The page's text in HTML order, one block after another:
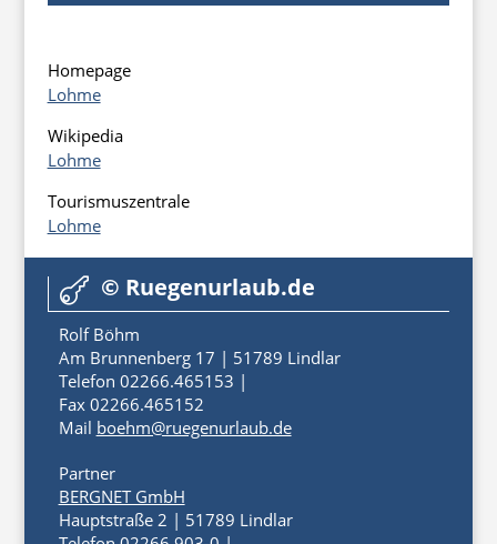
Homepage
Lohme
Wikipedia
Lohme
Tourismuszentrale
Lohme
 © Ruegenurlaub.de
Rolf Böhm
Am Brunnenberg 17 | 51789 Lindlar
Telefon 02266.465153 |
Fax 02266.465152
Mail boehm@ruegenurlaub.de
Partner
BERGNET GmbH
Hauptstraße 2 | 51789 Lindlar